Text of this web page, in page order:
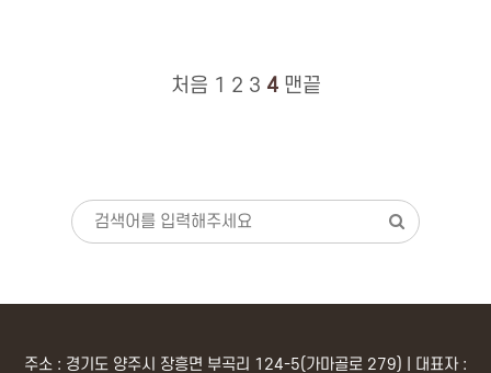
처음 1 2 3 4 맨끝
주소 : 경기도 양주시 장흥면 부곡리 124-5(가마골로 279) | 대표자 :